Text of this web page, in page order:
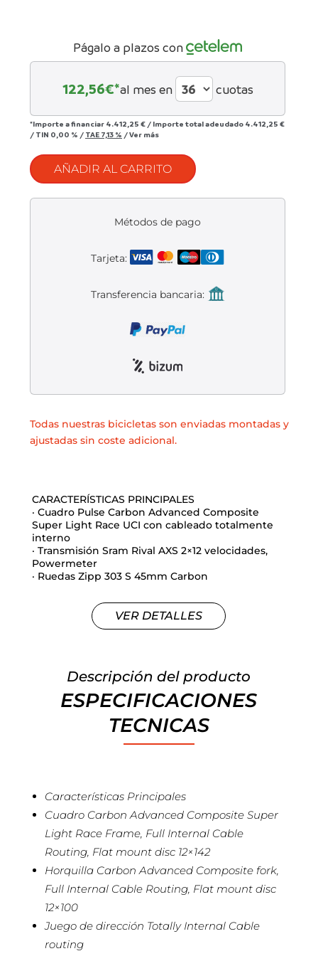
Mantenimiento de bicicletas
Págalo a plazos con
122,56€*al mes en cuotas
*Importe a financiar 4.412,25 € / Importe total adeudado 4.412,25 €
/ TIN 0,00 % / TAE 7,13 % /Ver más
AÑADIR AL CARRITO
Métodos de pago
Tarjeta:
Transferencia bancaria:
Todas nuestras bicicletas son enviadas montadas y
ajustadas sin coste adicional.
CARACTERÍSTICAS PRINCIPALES
· Cuadro Pulse Carbon Advanced Composite
Super Light Race UCI con cableado totalmente
interno
· Transmisión Sram Rival AXS 2×12 velocidades,
Powermeter
· Ruedas Zipp 303 S 45mm Carbon
VER DETALLES
Descripción del producto
ESPECIFICACIONES
TECNICAS
Características Principales
Cuadro Carbon Advanced Composite Super
Light Race Frame, Full Internal Cable
Routing, Flat mount disc 12×142
Horquilla Carbon Advanced Composite fork,
Full Internal Cable Routing, Flat mount disc
12×100
Juego de dirección Totally Internal Cable
routing